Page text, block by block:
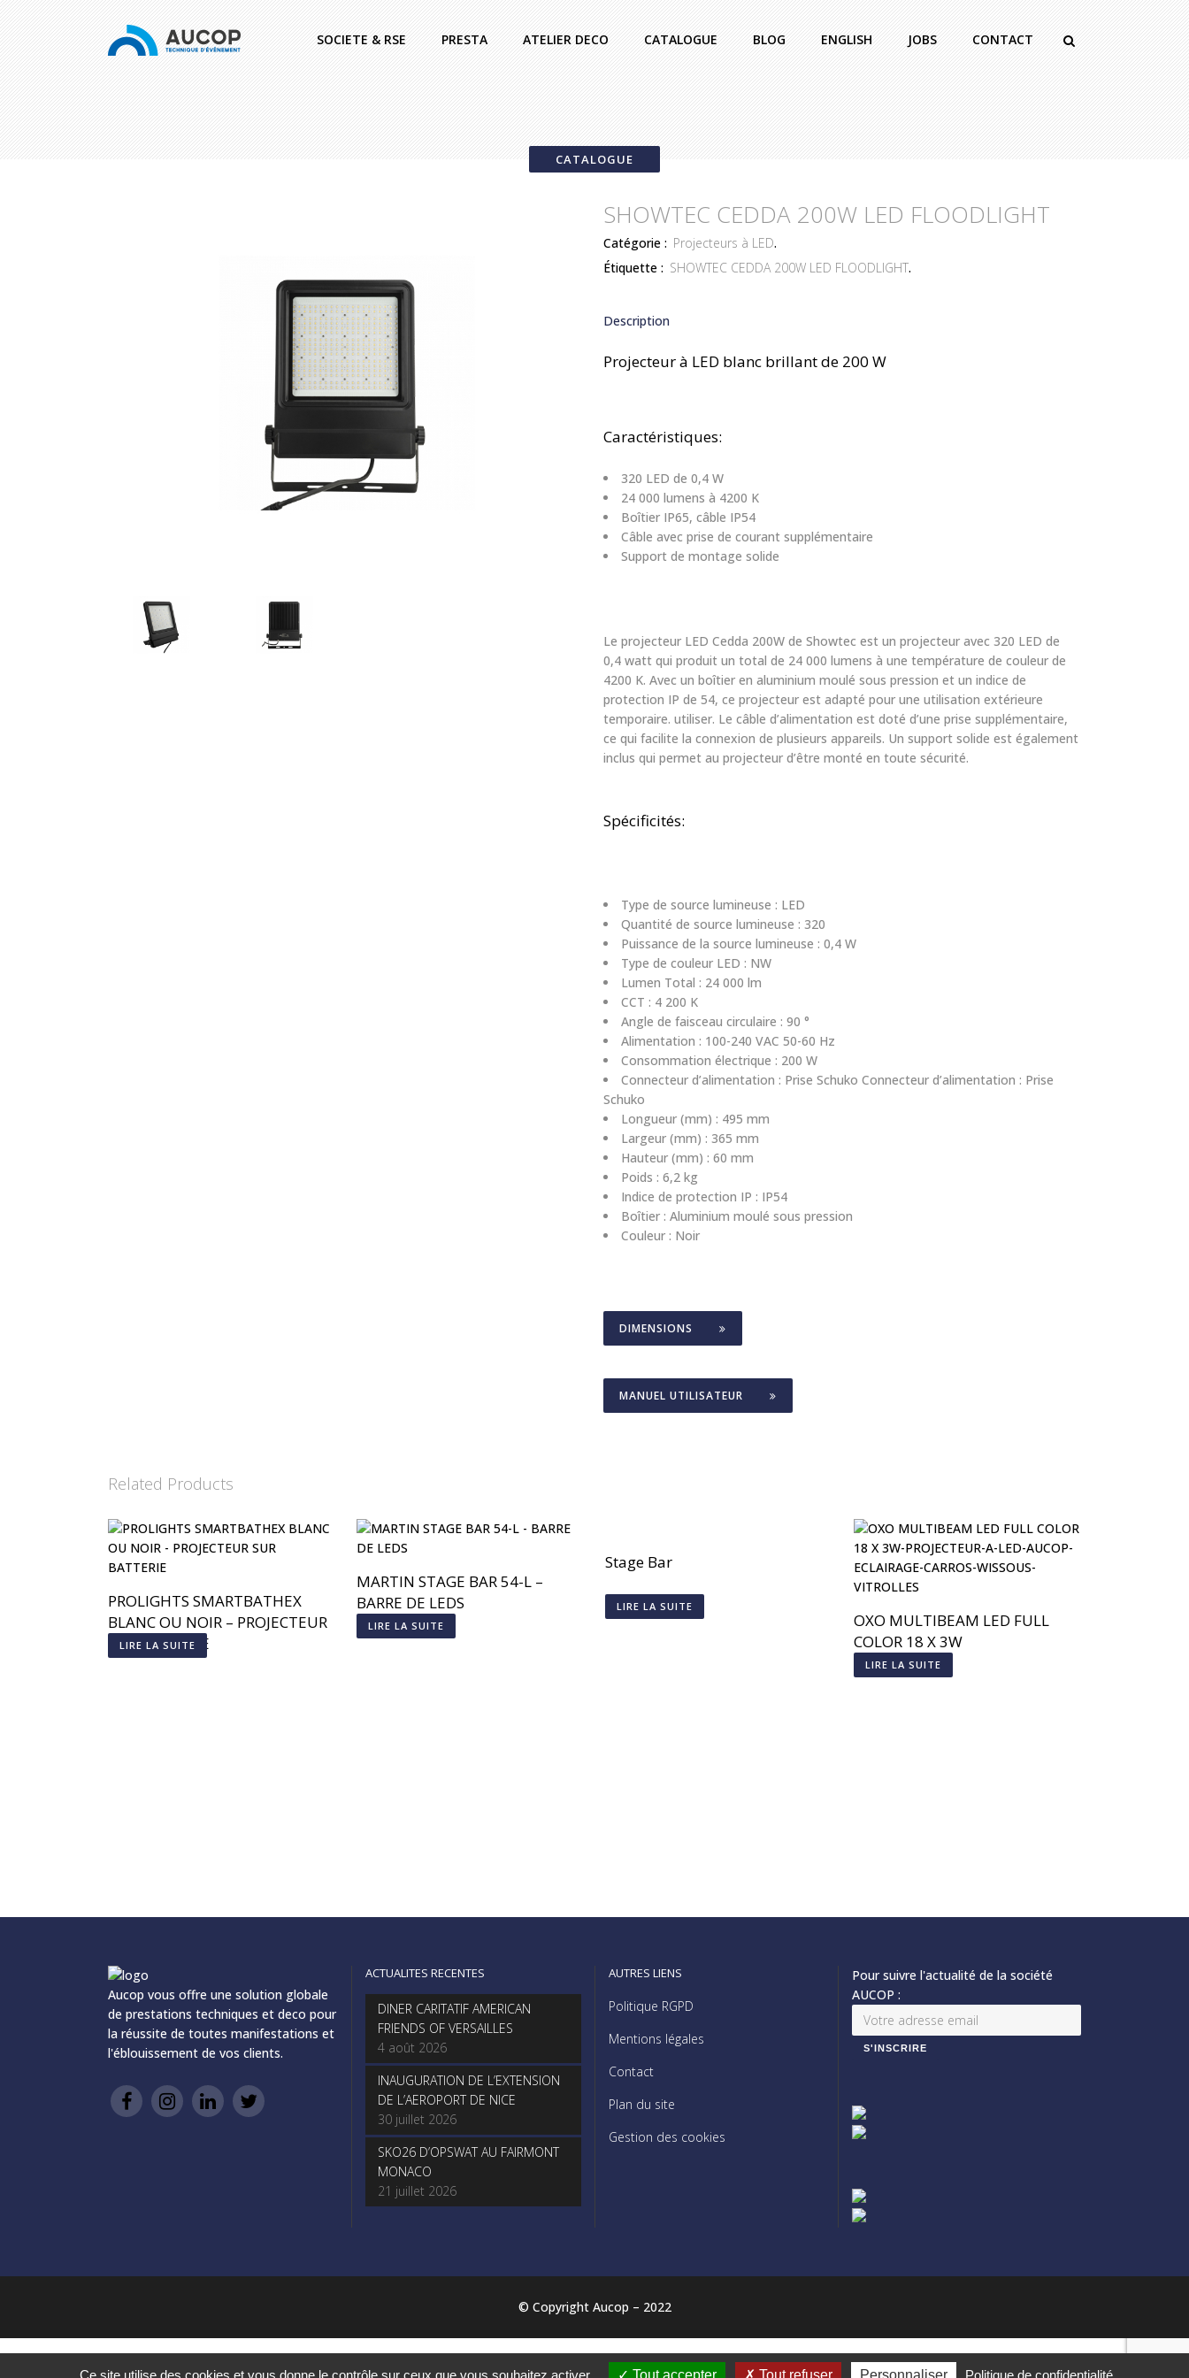
SOCIETE & RSE PRESTA ATELIER DECO CATALOGUE BLOG ENGLISH JOBS CONTACT
CATALOGUE
SHOWTEC CEDDA 200W LED FLOODLIGHT
Catégorie : Projecteurs à LED.
Étiquette : SHOWTEC CEDDA 200W LED FLOODLIGHT.
Description
Projecteur à LED blanc brillant de 200 W
Caractéristiques:
320 LED de 0,4 W
24 000 lumens à 4200 K
Boîtier IP65, câble IP54
Câble avec prise de courant supplémentaire
Support de montage solide
Le projecteur LED Cedda 200W de Showtec est un projecteur avec 320 LED de
0,4 watt qui produit un total de 24 000 lumens à une température de couleur de
4200 K. Avec un boîtier en aluminium moulé sous pression et un indice de
protection IP de 54, ce projecteur est adapté pour une utilisation extérieure
temporaire. utiliser. Le câble d’alimentation est doté d’une prise supplémentaire,
ce qui facilite la connexion de plusieurs appareils. Un support solide est également
inclus qui permet au projecteur d’être monté en toute sécurité.
Spécificités:
Type de source lumineuse : LED
Quantité de source lumineuse : 320
Puissance de la source lumineuse : 0,4 W
Type de couleur LED : NW
Lumen Total : 24 000 lm
CCT : 4 200 K
Angle de faisceau circulaire : 90 °
Alimentation : 100-240 VAC 50-60 Hz
Consommation électrique : 200 W
Connecteur d’alimentation : Prise Schuko Connecteur d’alimentation : Prise
Schuko
Longueur (mm) : 495 mm
Largeur (mm) : 365 mm
Hauteur (mm) : 60 mm
Poids : 6,2 kg
Indice de protection IP : IP54
Boîtier : Aluminium moulé sous pression
Couleur : Noir
DIMENSIONS
MANUEL UTILISATEUR
Related Products
PROLIGHTS SMARTBATHEX
BLANC OU NOIR – PROJECTEUR
SUR BATTERIE
LIRE LA SUITE
MARTIN STAGE BAR 54-L –
BARRE DE LEDS
LIRE LA SUITE
Stage Bar
LIRE LA SUITE
OXO MULTIBEAM LED FULL
COLOR 18 X 3W
LIRE LA SUITE
Aucop vous offre une solution globale
de prestations techniques et deco pour
la réussite de toutes manifestations et
l'éblouissement de vos clients.
ACTUALITES RECENTES
DINER CARITATIF AMERICAN
FRIENDS OF VERSAILLES
4 août 2026
INAUGURATION DE L’EXTENSION
DE L’AEROPORT DE NICE
30 juillet 2026
SKO26 D’OPSWAT AU FAIRMONT
MONACO
21 juillet 2026
AUTRES LIENS
Politique RGPD
Mentions légales
Contact
Plan du site
Gestion des cookies
Pour suivre l'actualité de la société
AUCOP :
© Copyright Aucop – 2022
© Copyright Aucop – 2022
Ce site utilise des cookies et vous donne le contrôle sur ceux que vous souhaitez activer Tout accepter Tout refuser Personnaliser Politique de confidentialité